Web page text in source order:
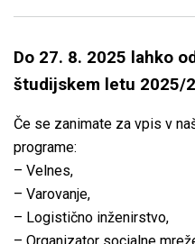
Do 27. 8. 2025 lahko
študijskem letu 2025/
Če se zanimate za vpis v
programe:
– Velnes,
– Varovanje,
– Logistično inženirstvo,